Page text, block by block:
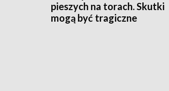
pieszych na torach. Skutki
mogą być tragiczne